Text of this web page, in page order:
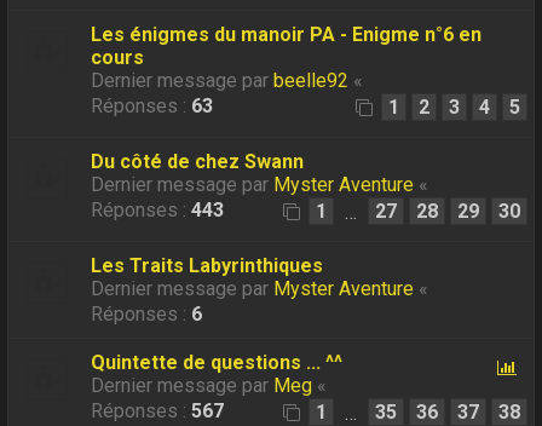
Les énigmes du manoir PA - Enigme n°6 en
cours
Dernier message par beelle92 «
Réponses : 63 1 2 3 4 5
Du côté de chez Swann
Dernier message par Myster Aventure «
Réponses :443 1 … 27 28 29 30
Les Traits Labyrinthiques
Dernier message par Myster Aventure «
Réponses : 6
Quintette de questions ... ^^
Dernier message par Meg «
Réponses :567 1 … 35 36 37 38